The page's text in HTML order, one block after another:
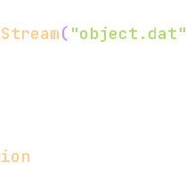
( "object.dat"